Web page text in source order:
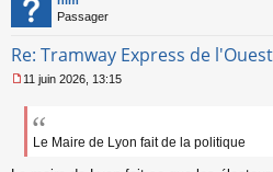
g
e
o
l
Passager
Re: Tramway Express de
e
a
11 juin 2026, 13:15
Le Maire de Lyon fait de la politique